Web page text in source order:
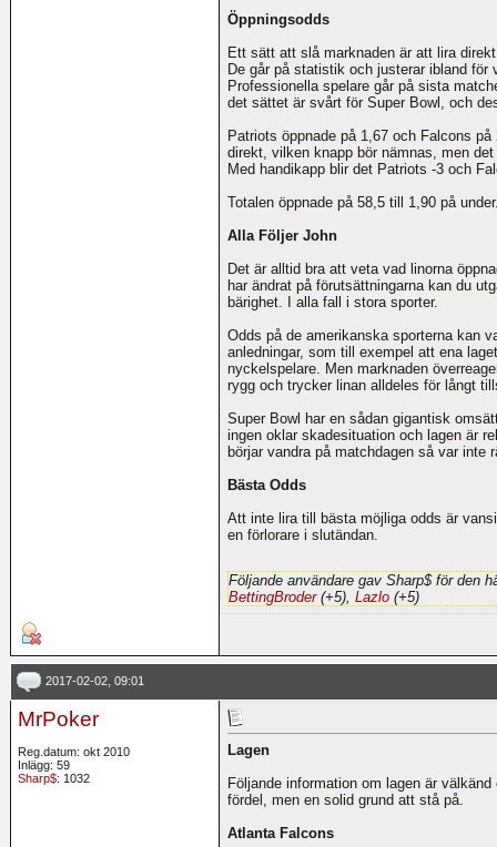
Öppningsodds
Ett sätt att slå marknaden är att lira
De går på statistik och justerar ibland
Professionella spelare går på sista
det sättet är svårt för Super Bowl, och
Patriots öppnade på 1,67 och Falcons
direkt, vilken knapp bör nämnas, men
Med handikapp blir det Patriots -3 och
Totalen öppnade på 58,5 till 1,90 på
Alla Följer John
Det är alltid bra att veta vad linorna
har ändrat på förutsättningarna kan du
bärighet. I alla fall i stora sporter.
Odds på de amerikanska sporterna kan
anledningar, som till exempel att ena
nyckelspelare. Men marknaden
rygg och trycker linan alldeles för långt
Super Bowl har en sådan gigantisk
ingen oklar skadesituation och lagen är
börjar vandra på matchdagen så var inte
Bästa Odds
Att inte lira till bästa möjliga odds är
en förlorare i slutändan.
Följande användare gav Sharp$ för den
BettingBroder(+5), Lazlo (+5)
2017-02-02, 09:01
MrPoker
Reg.datum: okt 2010
Inlägg: 59
Sharp$: 1032
Lagen
Följande information om lagen är
fördel, men en solid grund att stå på.
Atlanta Falcons